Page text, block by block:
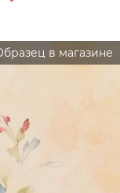
в магазине